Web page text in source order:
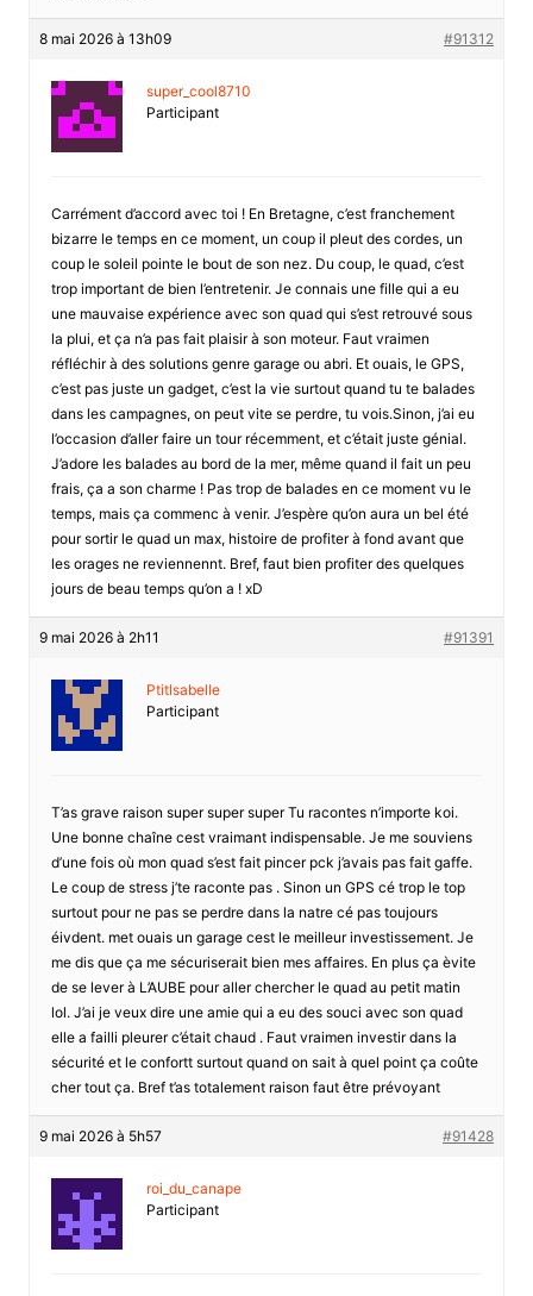
8 mai 2026 à 13h09 #91312
super_cool8710
Participant
Carrément d’accord avec toi ! En Bretagne, c’est franchement
bizarre le temps en ce moment, un coup il pleut des cordes, un
coup le soleil pointe le bout de son nez. Du coup, le quad, c’est
trop important de bien l’entretenir. Je connais une fille qui a eu
une mauvaise expérience avec son quad qui s’est retrouvé sous
la plui, et ça n’a pas fait plaisir à son moteur. Faut vraimen
réfléchir à des solutions genre garage ou abri. Et ouais, le GPS,
c’est pas juste un gadget, c’est la vie surtout quand tu te balades
dans les campagnes, on peut vite se perdre, tu vois.Sinon, j’ai eu
l’occasion d’aller faire un tour récemment, et c’était juste génial.
J’adore les balades au bord de la mer, même quand il fait un peu
frais, ça a son charme ! Pas trop de balades en ce moment vu le
temps, mais ça commenc à venir. J’espère qu’on aura un bel été
pour sortir le quad un max, histoire de profiter à fond avant que
les orages ne reviennennt. Bref, faut bien profiter des quelques
jours de beau temps qu’on a ! xD
9 mai 2026 à 2h11 #91391
PtitIsabelle
Participant
T’as grave raison super super super Tu racontes n’importe koi.
Une bonne chaîne cest vraimant indispensable. Je me souviens
d’une fois où mon quad s’est fait pincer pck j’avais pas fait gaffe.
Le coup de stress j’te raconte pas . Sinon un GPS cé trop le top
surtout pour ne pas se perdre dans la natre cé pas toujours
éivdent. met ouais un garage cest le meilleur investissement. Je
me dis que ça me sécuriserait bien mes affaires. En plus ça èvite
de se lever à L’AUBE pour aller chercher le quad au petit matin
lol. J’ai je veux dire une amie qui a eu des souci avec son quad
elle a failli pleurer c’était chaud . Faut vraimen investir dans la
sécurité et le confortt surtout quand on sait à quel point ça coûte
cher tout ça. Bref t’as totalement raison faut être prévoyant
9 mai 2026 à 5h57 #91428
roi_du_canape
Participant